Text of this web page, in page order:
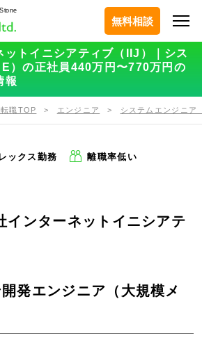
無料相談
ットイニシアティブ（IIJ）｜シス
）の正社員440万円〜770万円の
報
職TOP エンジニア システムエンジニア
ックス勤務
離職率低い
インターネットイニシアテ
発エンジニア（大規模メ